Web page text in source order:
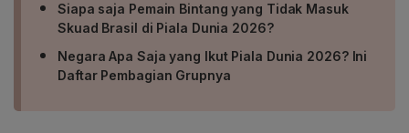
Siapa saja Pemain Bintang yang Tidak Masuk
Skuad Brasil di Piala Dunia 2026?
Negara Apa Saja yang Ikut Piala Dunia 2026? Ini
Daftar Pembagian Grupnya